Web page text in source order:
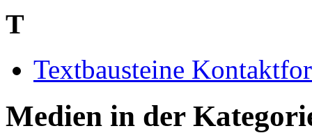
T
Textbausteine
Medien in der